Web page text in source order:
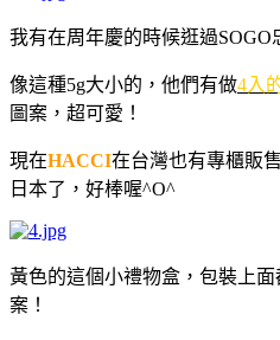
我有在周年慶的時候逛過SOGO
像這種5g大小的，他們有做4入
圖案，超可愛！
現在HACCI在台灣也有專櫃販
日本了，好棒喔^O^
黃色的這個小禮物盒，包裝上面
案！